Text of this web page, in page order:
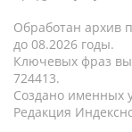
Обработан архив
до 08.2026 годы.
Ключевых фраз
724413.
Создано именных
Редакция